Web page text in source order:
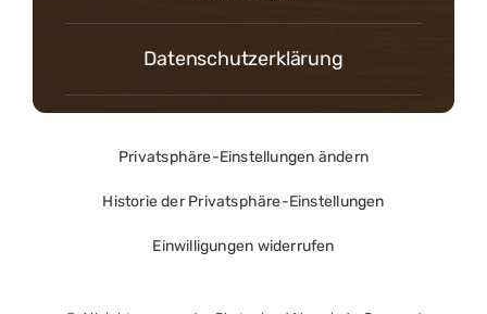
Datenschutzerklärung
Privatsphäre-Einstellungen ändern
Historie der Privatsphäre-Einstellungen
Einwilligungen widerrufen